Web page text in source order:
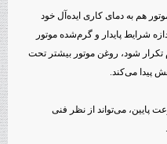
هم به دمای کاری ایده‌آل خود
شرایط پایدار و گرم‌شده موتور
شود، روغن موتور بیشتر تحت
پیدا می‌کند.
پایین، می‌تواند از نظر فنی